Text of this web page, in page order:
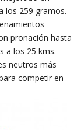
los 259 gramos.
pronación hasta
a los 25 kms.
neutros más
competir en